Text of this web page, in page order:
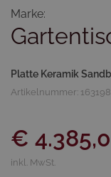
Marke:
Platte Keramik
Artikelnummer: 163198
€
inkl. MwSt.